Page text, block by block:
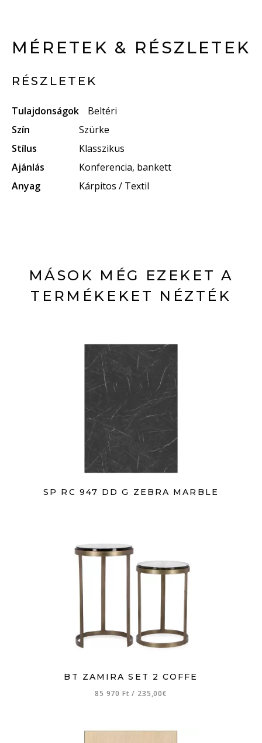
MÉRETEK & RÉSZLETEK
RÉSZLETEK
Tulajdonságok
Beltéri
Szín
Szürke
Stílus
Klasszikus
Ajánlás
Konferencia, bankett
Anyag
Kárpitos / Textil
MÁSOK MÉG EZEKET A
TERMÉKEKET NÉZTÉK
SP RC 947 DD G ZEBRA MARBLE
BT ZAMIRA SET 2 COFFE
85 970 Ft/ 235,00€